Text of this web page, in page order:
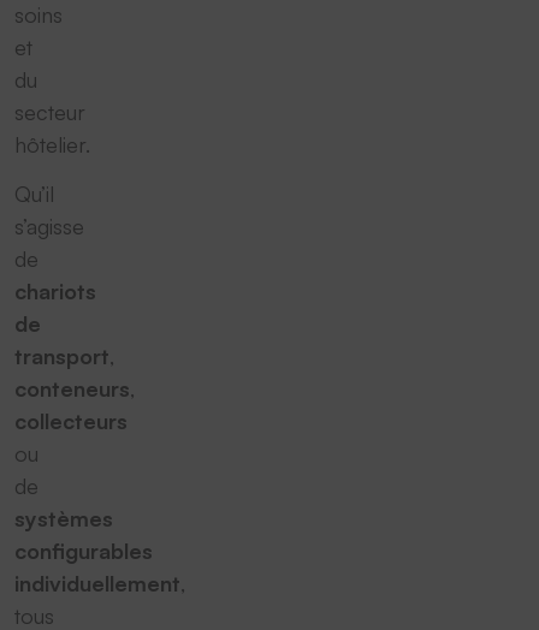
soins
et
du
secteur
hôtelier.
Qu’il
s’agisse
de
chariots
de
transport,
conteneurs,
collecteurs
ou
de
systèmes
configurables
individuellement,
tous